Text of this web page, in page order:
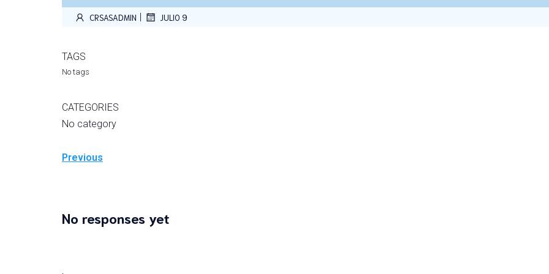
CRSASADMIN JULIO 9
TAGS
No tags
CATEGORIES
No category
Previous
No responses yet